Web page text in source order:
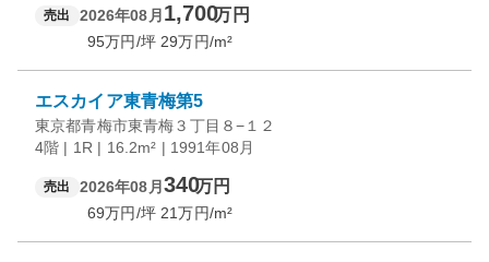
売出 2026年08月 1,700万円
95万円/坪 29万円/m²
エスカイア東青梅第5
東京都青梅市東青梅３丁目８−１２
4階 | 1R | 16.2m² | 1991年08月
売出 2026年08月 340万円
69万円/坪 21万円/m²